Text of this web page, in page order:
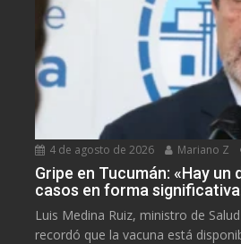
4 de agosto de 2026 Mariano Z
Gripe en Tucumán: «Hay un
casos en forma
Luis Medina Ruiz, ministro de
recordó que la vacuna está